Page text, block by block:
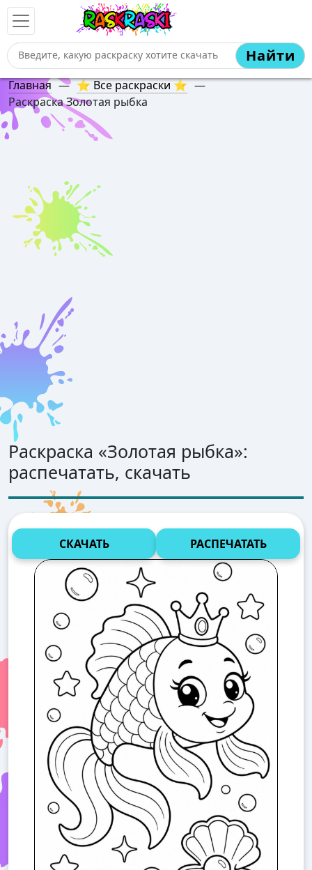
Найти
Главная — ⭐ Все раскраски ⭐ —
Раскраска Золотая рыбка
Раскраска «Золотая рыбка»:
распечатать, скачать
СКАЧАТЬ РАСПЕЧАТАТЬ